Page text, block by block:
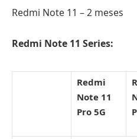
Redmi Note 11 – 2 meses
Redmi Note 11 Series:
Redmi
Note 11
Pro 5G